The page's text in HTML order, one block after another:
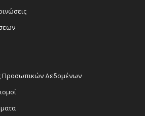
Προσωπικών Δεδομένων